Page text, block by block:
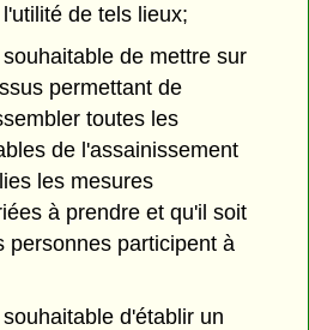
de tels lieux;
de mettre sur
permettant de
toutes les
de l'assainissement
les mesures
à prendre et qu'il soit
personnes participent à
d'établir un